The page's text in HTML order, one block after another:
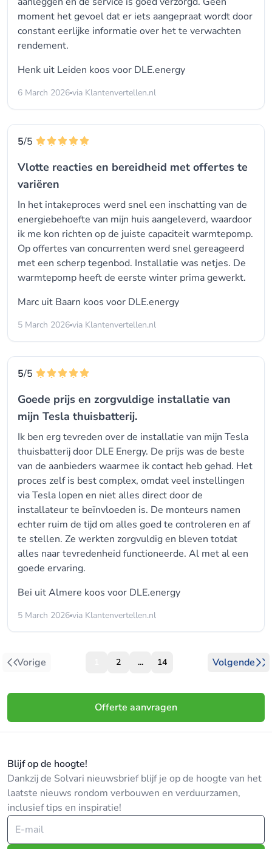
moment het gevoel dat er iets aangepraat wordt door
constant eerlijke informatie over het te verwachten
rendement.
Henk uit Leiden koos voor DLE.energy
6 March 2026 via Klantenvertellen.nl
5/5
Vlotte reacties en bereidheid met offertes te
variëren
In het intakeproces werd snel een inschatting van de
energiebehoefte van mijn huis aangeleverd, waardoor
ik me kon richten op de juiste capaciteit warmtepomp.
Op offertes van concurrenten werd snel gereageerd
met een scherp tegenbod. Installatie was netjes. De
warmtepomp heeft de eerste winter prima gewerkt.
Marc uit Baarn koos voor DLE.energy
5 March 2026 via Klantenvertellen.nl
5/5
Goede prijs en zorgvuldige installatie van
mijn Tesla thuisbatterij.
Ik ben erg tevreden over de installatie van mijn Tesla
thuisbatterij door DLE Energy. De prijs was de beste
van de aanbieders waarmee ik contact heb gehad. Het
proces zelf is best complex, omdat veel instellingen
via Tesla lopen en niet alles direct door de
installateur te beïnvloeden is. De monteurs namen
echter ruim de tijd om alles goed te controleren en af
te stellen. Ze werkten zorgvuldig en bleven totdat
alles naar tevredenheid functioneerde. Al met al een
goede ervaring.
Bei uit Almere koos voor DLE.energy
5 March 2026 via Klantenvertellen.nl
Vorige 2 ... 14 Volgende
Offerte aanvragen
Blijf op de hoogte!
Dankzij de Solvari nieuwsbrief blijf je op de hoogte van het
laatste nieuws rondom verbouwen en verduurzamen,
inclusief tips en inspiratie!